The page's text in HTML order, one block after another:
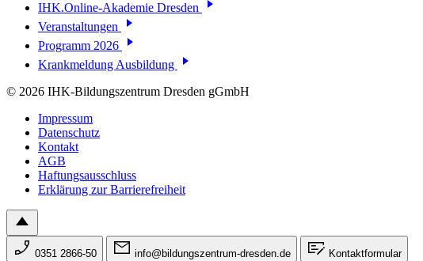
IHK.Online-Akademie Dresden
Veranstaltungen
Programm 2026
Krankmeldung Ausbildung
© 2026 IHK-Bildungszentrum Dresden gGmbH
Impressum
Datenschutz
Kontakt
AGB
Haftungsausschluss
Erklärung zur Barrierefreiheit
0351 2866-50 info@bildungszentrum-dresden.de Kontaktformular